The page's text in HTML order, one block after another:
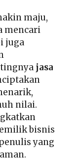
maju,
mencari
juga
jasa
nilai.
bisnis
yang